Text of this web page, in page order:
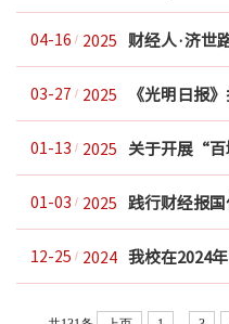
04-16 2025
03-27 2025
01-13 2025
01-03 2025
12-25 2024